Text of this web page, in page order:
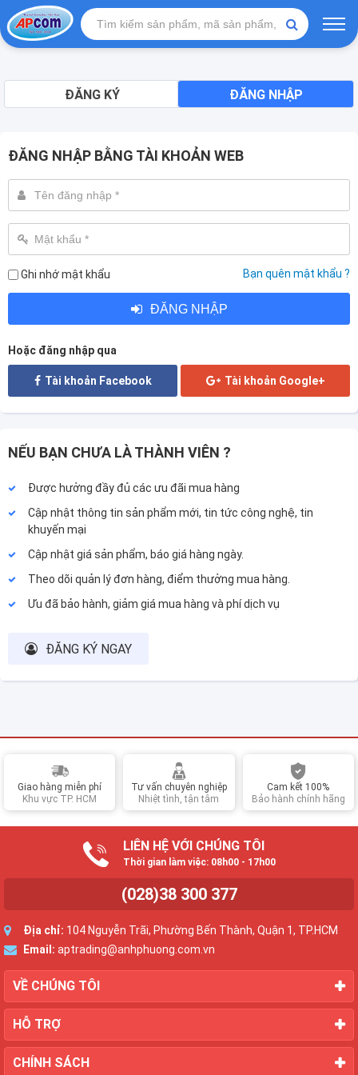
ĐĂNG KÝ ĐĂNG NHẬP
ĐĂNG NHẬP BẰNG TÀI KHOẢN WEB
Ghi nhớ mật khẩu Bạn quên mật khẩu ?
ĐĂNG NHẬP
Hoặc đăng nhập qua
Tài khoản Facebook Tài khoản Google+
NẾU BẠN CHƯA LÀ THÀNH VIÊN ?
Được hưởng đầy đủ các ưu đãi mua hàng
Cập nhật thông tin sản phẩm mới, tin tức công nghệ, tin
khuyến mại
Cập nhật giá sản phẩm, báo giá hàng ngày.
Theo dõi quản lý đơn hàng, điểm thưởng mua hàng.
Ưu đã bảo hành, giảm giá mua hàng và phí dịch vụ
ĐĂNG KÝ NGAY
Giao hàng miễn phí
Khu vực TP. HCM
Tư vấn chuyên nghiệp
Nhiệt tình, tận tâm
Cam kết 100%
Bảo hành chính hãng
LIÊN HỆ VỚI CHÚNG TÔI
Thời gian làm việc: 08h00 - 17h00
(028)38 300 377
Địa chỉ: 104 Nguyễn Trãi, Phường Bến Thành, Quận 1, TP.HCM
Email: aptrading@anhphuong.com.vn
VỀ CHÚNG TÔI
HỖ TRỢ
CHÍNH SÁCH